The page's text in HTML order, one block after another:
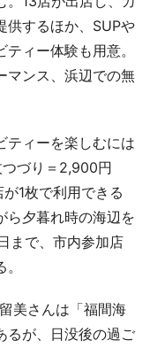
供するほか、SUPや
ィー体験も用意。
マンス、浜辺での無
ィーを楽しむには
づり＝2,900円
1枚で利用できる
ら夕暮れ時の海辺を
まで、市内参加店
美さんは「福間海
るが、日没後の過ご